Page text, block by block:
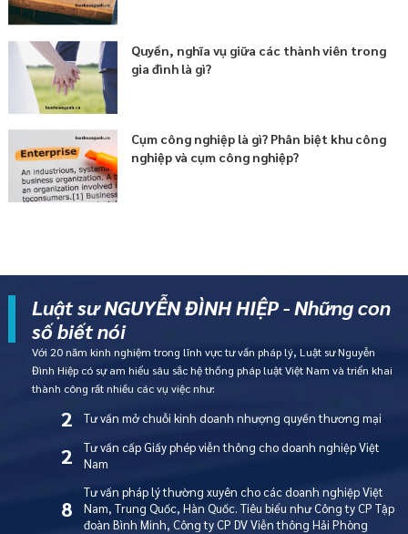
Quyền, nghĩa vụ giữa các thành viên trong
gia đình là gì?
Cụm công nghiệp là gì? Phân biệt khu công
nghiệp và cụm công nghiệp?
Luật sư NGUYỄN ĐÌNH HIỆP - Những con
số biết nói
Với 20 năm kinh nghiệm trong lĩnh vực tư vấn pháp lý, Luật sư Nguyễn
Đình Hiệp có sự am hiểu sâu sắc hệ thống pháp luật Việt Nam và triển khai
thành công rất nhiều các vụ việc như:
2 Tư vấn mở chuỗi kinh doanh nhượng quyền thương mại
2
Tư vấn cấp Giấy phép viễn thông cho doanh nghiệp Việt
Nam
8
Tư vấn pháp lý thường xuyên cho các doanh nghiệp Việt
Nam, Trung Quốc, Hàn Quốc. Tiêu biểu như Công ty CP Tập
đoàn Bình Minh, Công ty CP DV Viễn thông Hải Phòng